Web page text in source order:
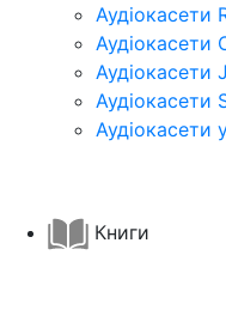
Аудіокасети
Аудіокасети
Аудіокасети
Аудіокасети
Аудіокасети
Книги